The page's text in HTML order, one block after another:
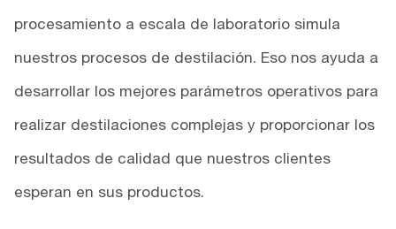
procesamiento a escala de laboratorio simula
nuestros procesos de destilación. Eso nos ayuda a
desarrollar los mejores parámetros operativos para
realizar destilaciones complejas y proporcionar los
resultados de calidad que nuestros clientes
esperan en sus productos.